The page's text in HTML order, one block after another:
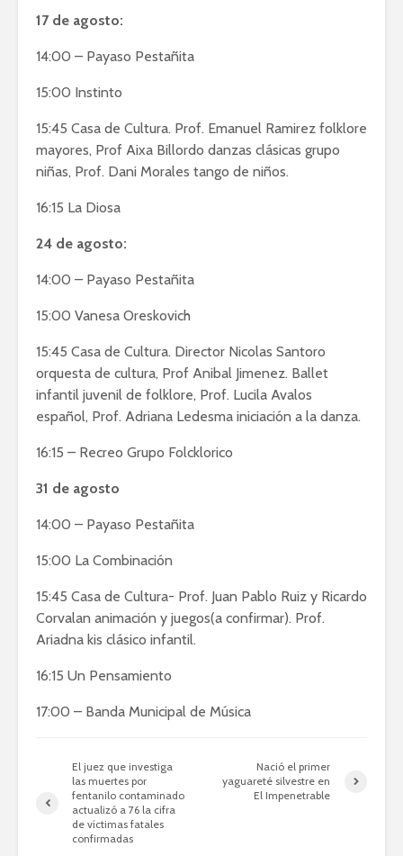
17 de agosto:
14:00 – Payaso Pestañita
15:00 Instinto
15:45 Casa de Cultura. Prof. Emanuel Ramirez folklore
mayores, Prof Aixa Billordo danzas clásicas grupo
niñas, Prof. Dani Morales tango de niños.
16:15 La Diosa
24 de agosto:
14:00 – Payaso Pestañita
15:00 Vanesa Oreskovich
15:45 Casa de Cultura. Director Nicolas Santoro
orquesta de cultura, Prof Anibal Jimenez. Ballet
infantil juvenil de folklore, Prof. Lucila Avalos
español, Prof. Adriana Ledesma iniciación a la danza.
16:15 – Recreo Grupo Folcklorico
31 de agosto
14:00 – Payaso Pestañita
15:00 La Combinación
15:45 Casa de Cultura- Prof. Juan Pablo Ruiz y Ricardo
Corvalan animación y juegos(a confirmar). Prof.
Ariadna kis clásico infantil.
16:15 Un Pensamiento
17:00 – Banda Municipal de Música
El juez que investiga
las muertes por
fentanilo contaminado
actualizó a 76 la cifra
de víctimas fatales
confirmadas
Nació el primer
yaguareté silvestre en
El Impenetrable